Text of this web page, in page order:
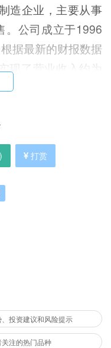
造企业，主要从事
。公司成立于1996
据最新的财报数据
现了营业收入约为
。
公司业绩的不断提
尤其是在新能源领
制造企业的发展前
的未来发展提供
，还需要投资者根
做出决策。不过，
) 打赏
投资建议和风险提示
注的热门品种